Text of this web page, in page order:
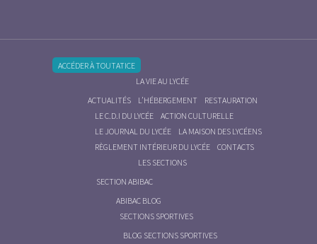
ACCÉDER À TOUTATICE
LA VIE AU LYCÉE
ACTUALITÉS
L’HÉBERGEMENT
RESTAURATION
LE C.D.I DU LYCÉE
ACTION CULTURELLE
LE JOURNAL DU LYCÉE
LA MAISON DES LYCÉENS
RÈGLEMENT INTÉRIEUR DU LYCÉE
CONTACTS
LES SECTIONS
SECTION ABIBAC
ABIBAC BLOG
SECTIONS SPORTIVES
BLOG SECTIONS SPORTIVES